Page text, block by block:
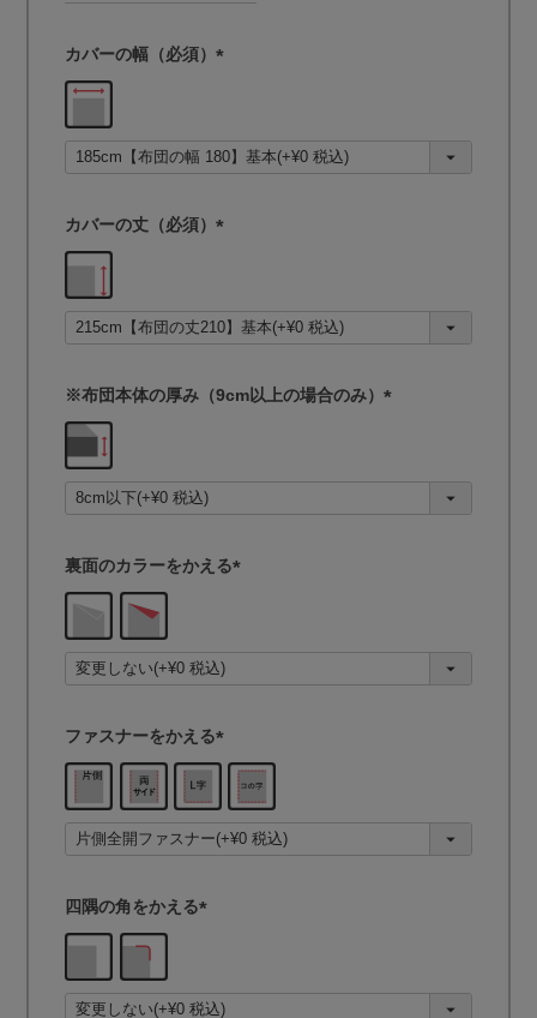
カバーの幅（必須）
須
)
カバーの丈（必須）
須
)
※布団本体の厚み（9cm以上の場合のみ）
須
)
裏面のカラーをかえる
須
)
ファスナーをかえる
(
須
)
四隅の角をかえる
須